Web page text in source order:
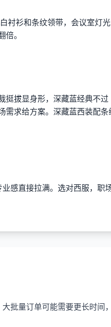
衬衫和条纹领带，会议室灯光
倍。
挺拔显身形，深藏蓝经典不过
需求给方案。深藏蓝西装配条
感直接拉满。选对西服，职
批量订单可能需要更长时间，